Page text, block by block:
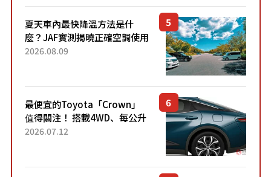
夏天車內最快降溫方法是什
麼？JAF實測揭曉正確空調使用
方式
2026.08.09
最便宜的Toyota「Crown」
值得關注！ 搭載4WD、每公升
22.4公里低油耗表現超亮眼！
2026.07.12